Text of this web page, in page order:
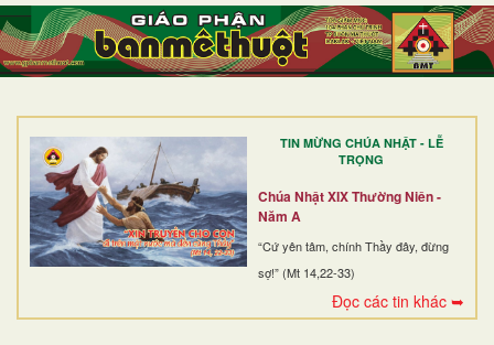
TIN MỪNG CHÚA NHẬT - LỄ
TRỌNG
Chúa Nhật XIX Thường Niên -
Năm A
“Cứ yên tâm, chính Thầy đây, đừng
sợ!” (Mt 14,22-33)
Đọc các tin khác ➥
TRANG NHẤT
GIỚI THIỆU
DÒNG TU
BAN MỤC VỤ
ĐOÀN THỂ CG
ĐIỂM HÀNH HƯƠNG